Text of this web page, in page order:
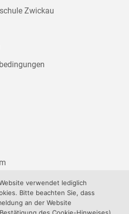
Zwickau
verwendet lediglich
Bitte beachten Sie, dass
an der Website